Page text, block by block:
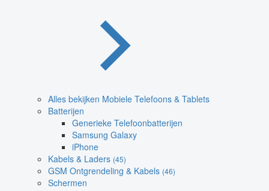
Alles bekijken Mobiele Telefoons & Tablets
Batterijen
Generieke Telefoonbatterijen
Samsung Galaxy
iPhone
Kabels & Laders (45)
GSM Ontgrendeling & Kabels (46)
Schermen